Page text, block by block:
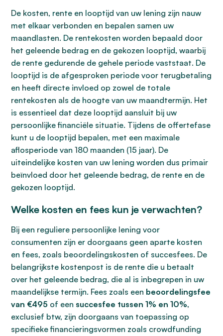
De kosten, rente en looptijd van uw lening zijn nauw
met elkaar verbonden en bepalen samen uw
maandlasten. De rentekosten worden bepaald door
het geleende bedrag en de gekozen looptijd, waarbij
de rente gedurende de gehele periode vaststaat. De
looptijd is de afgesproken periode voor terugbetaling
en heeft directe invloed op zowel de totale
rentekosten als de hoogte van uw maandtermijn. Het
is essentieel dat deze looptijd aansluit bij uw
persoonlijke financiële situatie. Tijdens de offertefase
kunt u de looptijd bepalen, met een maximale
aflosperiode van 180 maanden (15 jaar). De
uiteindelijke kosten van uw lening worden dus primair
beïnvloed door het geleende bedrag, de rente en de
gekozen looptijd.
Welke kosten en fees kun je verwachten?
Bij een reguliere persoonlijke lening voor
consumenten zijn er doorgaans geen aparte kosten
en fees, zoals beoordelingskosten of succesfees. De
belangrijkste kostenpost is de rente die u betaalt
over het geleende bedrag, die al is inbegrepen in uw
maandelijkse termijn. Fees zoals een beoordelingsfee
van €495 of een succesfee tussen 1% en 10%,
exclusief btw, zijn doorgaans van toepassing op
specifieke financieringsvormen zoals crowdfunding